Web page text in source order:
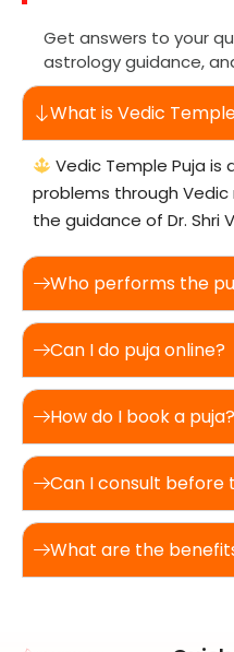
Get answers to your
astrology guidance,
What is Vedic
Vedic Temple Puja is
problems through
the guidance of Dr. Shri
Who performs the
Can I do puja online?
How do I book a puja?
Can I consult before
What are the